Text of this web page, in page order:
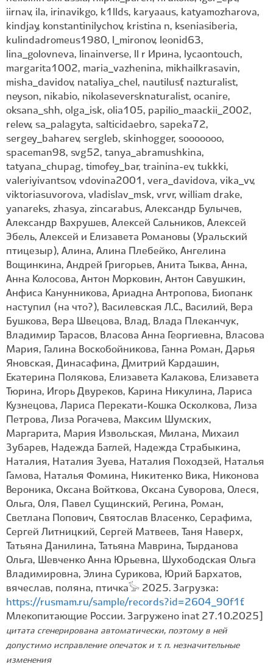
iirnav, ila, irinavikgo, k1llds, karyaaus, katyamozharova,
kindjay, konstantinilychov, kristina n, kseniasiberia,
kulindadromeus1980, l_mironov, leonid63,
lina_golovneva, linainverse, ll r Ирина, lycaontouch,
margarita1002, maria_vazhenina, mikhailkrasavin,
misha_davidov, nataliya_chel, nautilusf, nazturalist,
neyson, nikabio, nikolaseversknaturalist, ocanire,
oksana_shh, olga_isk, olia105, papilio_maackii_2002,
relew, sa_palagyta, salticidaebro, sapeka72,
sergey_baharev, sergleb, skinhogger, sooooooo,
spaceman98, svg52, tanya_abramushkina,
tatyana_chupag, timofey_bar, trainina-ev, tukkki,
valeriyivantsov, vdovina2001, vera_davidova, vika_vv,
viktoriasuvorova, vladislav_msk, vrvr, william drake,
yanareks, zhasya, zincarabus, Александр Булычев,
Александр Вахрушев, Алексей Сальников, Алексей
Эбель, Алексей и Елизавета Романовы (Уральский
птицезыр), Алина, Алина Плебейко, Ангелина
Вощинкина, Андрей Григорьев, Анита Тыква, Анна,
Анна Колосова, Антон Морковин, Антон Савушкин,
Анфиса Канунникова, Ариадна Антропова, Биопанк
наступил (на что?), Василевская Л.С., Василий, Вера
Бушкова, Вера Швецова, Влад, Влада Плеканчук,
Владимир Тарасов, Власова Анна Георгиевна, Власова
Мария, Галина Воскобойникова, Ганна Роман, Дарья
Яновская, Динасафина, Дмитрий Кардашин,
Екатерина Полякова, Елизавета Калакова, Елизавета
Тюрина, Игорь Двуреков, Карина Никулина, Лариса
Кузнецова, Лариса Перекати-Кошка Осколкова, Лиза
Петрова, Лиза Рогачева, Максим Шумских,
Маргарита, Мария Извольская, Милана, Михаил
Зубарев, Надежда Баглей, Надежда Страбыкина,
Наталия, Наталия Зуева, Наталия Походзей, Наталья
Гамова, Наталья Фомина, Никитенко Вика, Никонова
Вероника, Оксана Войткова, Оксана Суворова, Олеся,
Ольга, Оля, Павел Сущинский, Регина, Роман,
Светлана Попович, Святослав Власенко, Серафима,
Сергей Литницкий, Сергей Матвеев, Таня Наверх,
Татьяна Данилина, Татьяна Маврина, Тырданова
Ольга, Шевченко Анна Юрьевна, Шухободская Ольга
Владимировна, Элина Сурикова, Юрий Бархатов,
вячеслав, поляна, птичка𓅚 2025. Загрузка:
https://rusmam.ru/sample/records?id=2604_90f1f.
Млекопитающие России. Загружено inat 27.10.2025]
цитата сгенерирована автоматически, поэтому в ней
допустимо исправление опечаток и т. п. незначительные
изменения